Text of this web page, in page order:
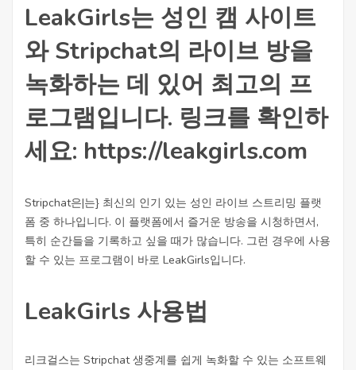
LeakGirls는 성인 캠 사이트
와 Stripchat의 라이브 방을
녹화하는 데 있어 최고의 프
로그램입니다. 링크를 확인하
세요: https://leakgirls.com
Stripchat은|는} 최신의 인기 있는 성인 라이브 스트리밍 플랫
폼 중 하나입니다. 이 플랫폼에서 즐거운 방송을 시청하면서,
특히 순간들을 기록하고 싶을 때가 많습니다. 그런 경우에 사용
할 수 있는 프로그램이 바로 LeakGirls입니다.
LeakGirls 사용법
리크걸스는 Stripchat 생중계를 쉽게 녹화할 수 있는 소프트웨